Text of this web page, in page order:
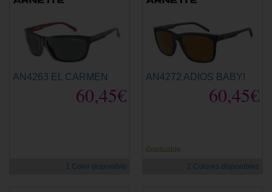
AN4263 EL CARMEN
60,45€
1 Color disponible
AN4272 ADIOS BABY!
60,45€
Graduable
2 Colores disponibles